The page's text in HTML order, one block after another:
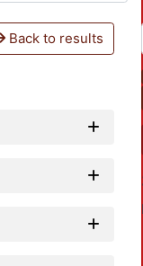
Back to results